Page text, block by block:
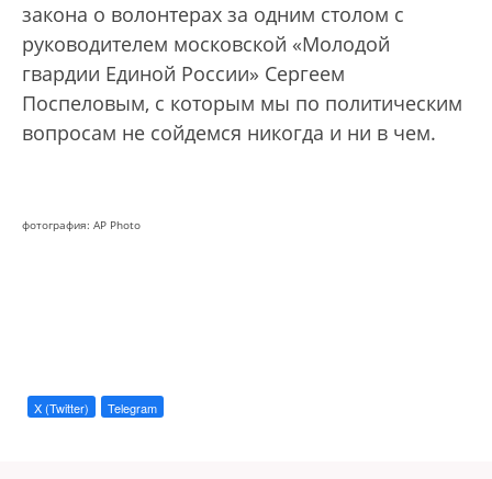
закона о волонтерах за одним столом с
руководителем московской «Молодой
гвардии Единой России» Сергеем
Поспеловым, с которым мы по политическим
вопросам не сойдемся никогда и ни в чем.
фотография: AP Photo
X (Twitter) Telegram